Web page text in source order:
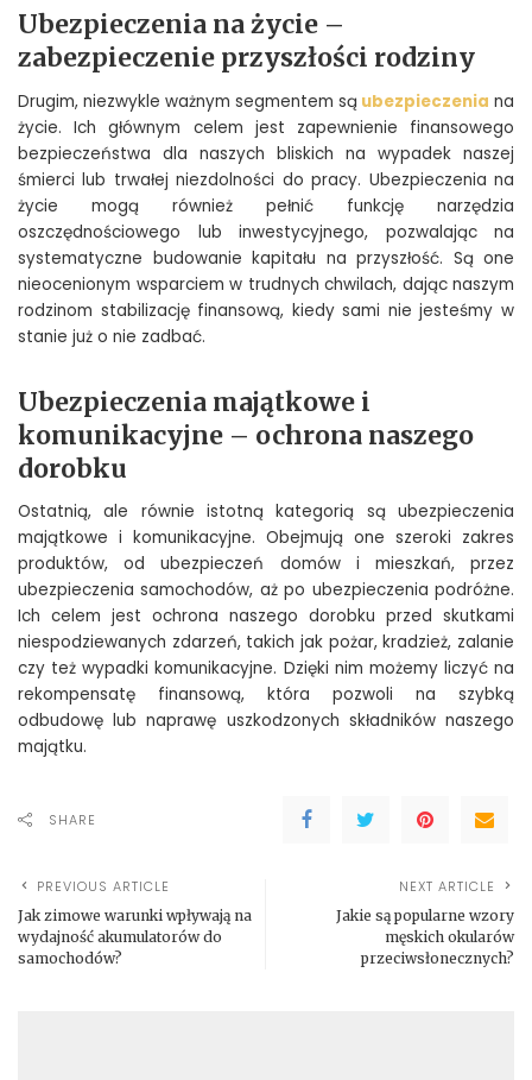
Ubezpieczenia na życie –
zabezpieczenie przyszłości rodziny
Drugim, niezwykle ważnym segmentem są ubezpieczenia na
życie. Ich głównym celem jest zapewnienie finansowego
bezpieczeństwa dla naszych bliskich na wypadek naszej
śmierci lub trwałej niezdolności do pracy. Ubezpieczenia na
życie mogą również pełnić funkcję narzędzia
oszczędnościowego lub inwestycyjnego, pozwalając na
systematyczne budowanie kapitału na przyszłość. Są one
nieocenionym wsparciem w trudnych chwilach, dając naszym
rodzinom stabilizację finansową, kiedy sami nie jesteśmy w
stanie już o nie zadbać.
Ubezpieczenia majątkowe i
komunikacyjne – ochrona naszego
dorobku
Ostatnią, ale równie istotną kategorią są ubezpieczenia
majątkowe i komunikacyjne. Obejmują one szeroki zakres
produktów, od ubezpieczeń domów i mieszkań, przez
ubezpieczenia samochodów, aż po ubezpieczenia podróżne.
Ich celem jest ochrona naszego dorobku przed skutkami
niespodziewanych zdarzeń, takich jak pożar, kradzież, zalanie
czy też wypadki komunikacyjne. Dzięki nim możemy liczyć na
rekompensatę finansową, która pozwoli na szybką
odbudowę lub naprawę uszkodzonych składników naszego
majątku.
SHARE
PREVIOUS ARTICLE
Jak zimowe warunki wpływają na
wydajność akumulatorów do
samochodów?
NEXT ARTICLE
Jakie są popularne wzory
męskich okularów
przeciwsłonecznych?